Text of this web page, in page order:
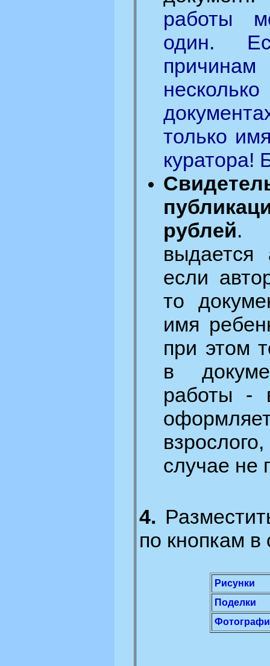
работы
один.
только
куратора!
рублей.
выдается
если
то
имя
при этом
в
работы -
случае не
4.
по кнопкам
Рисунки
Поделки